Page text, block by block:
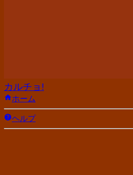
カルチョ!
ホーム
ヘルプ